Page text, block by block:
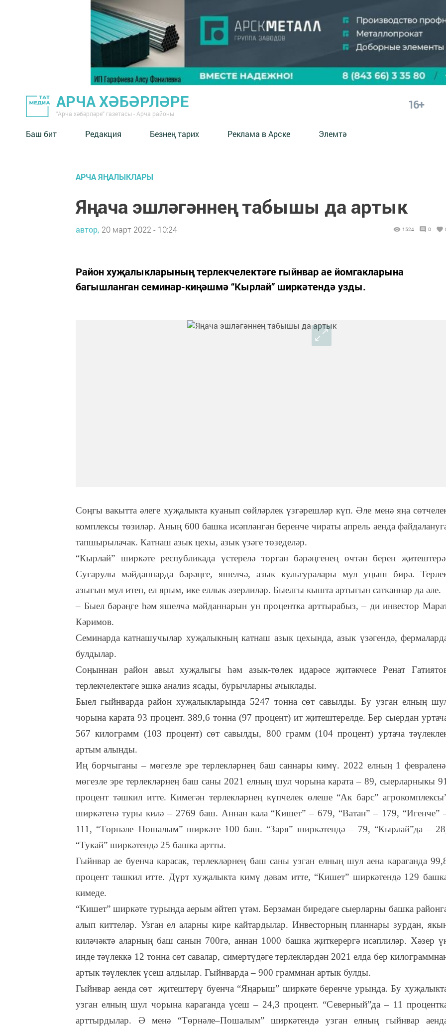
АРЧА ХӘБӘРЛӘРЕ
"Арча хәбәрләре" газетасы - Арча районы
16+
Баш бит Редакция Безнең тарих Реклама в Арске Элемтә
АРЧА ЯҢАЛЫКЛАРЫ
Яңача эшләгәннең табышы да артык
автор, 20 март 2022 - 10:24 1524 0
Район хуҗалыкларының терлекчелектәге гыйнвар ае йомгакларына
багышланган семинар-киңәшмә “Кырлай” ширкәтендә узды.
Соңгы вакытта әлеге хуҗалыкта куанып сөйләрлек үзгәрешләр күп. Әле менә яңа
комплексы төзиләр. Аның 600 башка исәпләнгән беренче чираты апрель аенда
тапшырылачак. Катнаш азык цехы, азык үзәге төзеделәр.
“Кырлай” ширкәте республикада үстерелә торган бәрәңгенең өчтән берен
Сугарулы мәйданнарда бәрәңге, яшелчә, азык культуралары мул уңыш бирә.
азыгын мул итеп, ел ярым, ике еллык әзерлиләр. Быелгы кышта артыгын сатканнар да әле.
– Быел бәрәңге һәм яшелчә мәйданнарын ун процентка арттырабыз, – ди инвестор
Кәримов.
Семинарда катнашучылар хуҗалыкның катнаш азык цехында, азык үзәгендә,
булдылар.
Соңыннан район авыл хуҗалыгы һәм азык-төлек идарәсе җитәкчесе Ренат
терлекчелектәге эшкә анализ ясады, бурычларны ачыклады.
Быел гыйнварда район хуҗалыкларында 5247 тонна сөт савылды. Бу узган елның
чорына карата 93 процент. 389,6 тонна (97 процент) ит җитештерелде. Бер сыердан
567 килограмм (103 процент) сөт савылды, 800 грамм (104 процент) уртача
артым алынды.
Иң борчыганы – мөгезле эре терлекләрнең баш саннары кимү. 2022 елның 1 февраленә
мөгезле эре терлекләрнең баш саны 2021 елның шул чорына карата – 89, сыерларныкы 91
процент тәшкил итте. Кимегән терлекләрнең күпчелек өлеше “Ак барс”
ширкәтенә туры килә – 2769 баш. Аннан кала “Кишет” – 679, “Ватан” – 179, “Игенче”
111, “Төрнәле–Пошалым” ширкәте 100 баш. “Заря” ширкәтендә – 79, “Кырлай”да –
“Тукай” ширкәтендә 25 башка артты.
Гыйнвар ае буенча карасак, терлекләрнең баш саны узган елның шул аена караганда
процент тәшкил итте. Дүрт хуҗалыкта кимү дәвам итте, “Кишет” ширкәтендә 129
кимеде.
“Кишет” ширкәте турында аерым әйтеп үтәм. Берзаман биредәге сыерларны башка
алып киттеләр. Узган ел аларны кире кайтардылар. Инвесторның планнары зурдан,
киләчәктә аларның баш санын 700гә, аннан 1000 башка җиткерергә исәплиләр. Хәзер
инде тәүлеккә 12 тонна сөт савалар, симертүдәге терлекләрдән 2021 елда бер
артык тәүлеклек үсеш алдылар. Гыйнварда – 900 граммнан артык булды.
Гыйнвар аенда сөт җитештерү буенча “Яңарыш” ширкәте беренче урында. Бу
узган елның шул чорына караганда үсеш – 24,3 процент. “Северный”да – 11
арттырдылар. Ә менә “Төрнәле–Пошалым” ширкәтендә узган елның гыйнвар